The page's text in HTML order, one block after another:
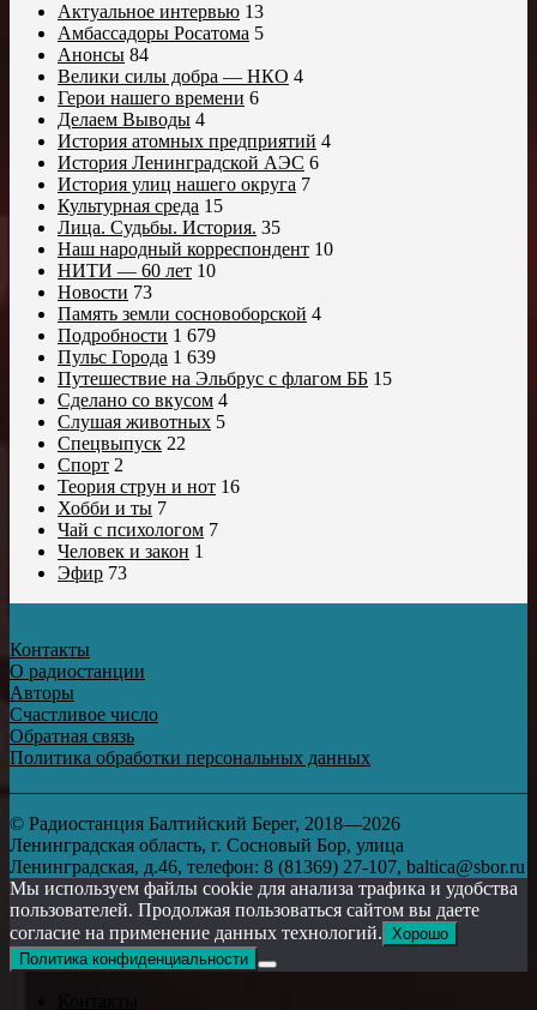
Актуальное интервью 13
Амбассадоры Росатома 5
Анонсы 84
Велики силы добра — НКО 4
Герои нашего времени 6
Делаем Выводы 4
История атомных предприятий 4
История Ленинградской АЭС 6
История улиц нашего округа 7
Культурная среда 15
Лица. Судьбы. История. 35
Наш народный корреспондент 10
НИТИ — 60 лет 10
Новости 73
Память земли сосновоборской 4
Подробности 1 679
Пульс Города 1 639
Путешествие на Эльбрус с флагом ББ 15
Сделано со вкусом 4
Слушая животных 5
Спецвыпуск 22
Спорт 2
Теория струн и нот 16
Хобби и ты 7
Чай с психологом 7
Человек и закон 1
Эфир 73
Контакты
О радиостанции
Авторы
Счастливое число
Обратная связь
Политика обработки персональных данных
© Радиостанция Балтийский Берег, 2018—2026
Ленинградская область, г. Сосновый Бор, улица
Ленинградская, д.46, телефон: 8 (81369) 27-107, baltica@sbor.ru
Мы используем файлы cookie для анализа трафика и удобства
пользователей. Продолжая пользоваться сайтом вы даете
согласие на применение данных технологий. Хорошо
Политика конфиденциальности